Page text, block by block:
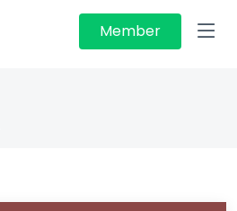
Member